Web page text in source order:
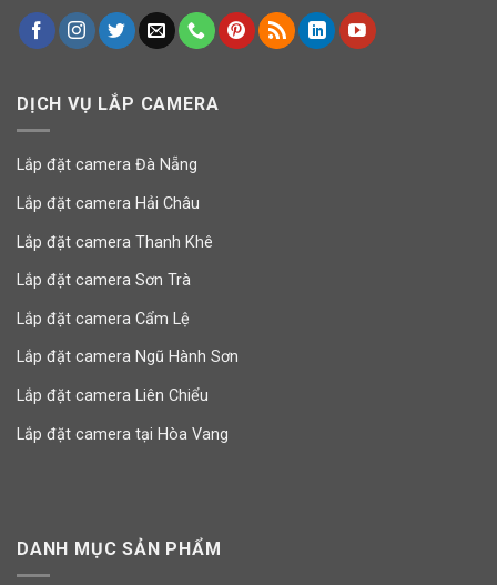
DỊCH VỤ LẮP CAMERA
Lắp đặt camera Đà Nẵng
Lắp đặt camera Hải Châu
Lắp đặt camera Thanh Khê
Lắp đặt camera Sơn Trà
Lắp đặt camera Cẩm Lệ
Lắp đặt camera Ngũ Hành Sơn
Lắp đặt camera Liên Chiểu
Lắp đặt camera tại Hòa Vang
DANH MỤC SẢN PHẨM